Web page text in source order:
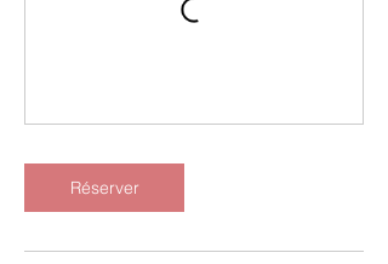
Réserver